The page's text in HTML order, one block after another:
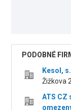
PODOBNÉ
Kesol,
Žižkova
ATS CZ